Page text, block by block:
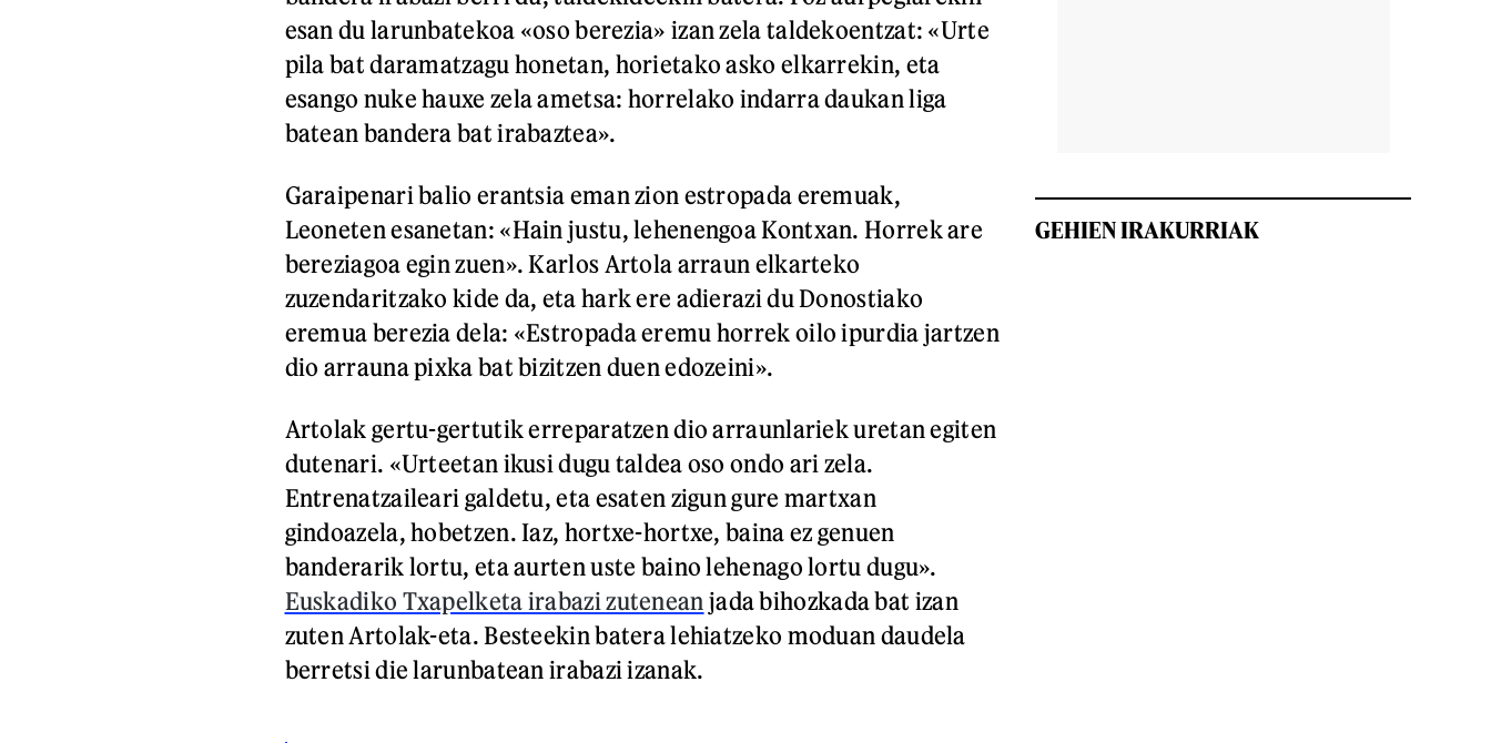
esan du larunbatekoa «oso berezia» izan zela taldekoentzat: «Urte
pila bat daramatzagu honetan, horietako asko elkarrekin, eta
esango nuke hauxe zela ametsa: horrelako indarra daukan liga
batean bandera bat irabaztea».
Garaipenari balio erantsia eman zion estropada eremuak,
Leoneten esanetan: «Hain justu, lehenengoa Kontxan. Horrek are
bereziagoa egin zuen». Karlos Artola arraun elkarteko
zuzendaritzako kide da, eta hark ere adierazi du Donostiako
eremua berezia dela: «Estropada eremu horrek oilo ipurdia jartzen
dio arrauna pixka bat bizitzen duen edozeini».
Artolak gertu-gertutik erreparatzen dio arraunlariek uretan egiten
dutenari. «Urteetan ikusi dugu taldea oso ondo ari zela.
Entrenatzaileari galdetu, eta esaten zigun gure martxan
gindoazela, hobetzen. Iaz, hortxe-hortxe, baina ez genuen
banderarik lortu, eta aurten uste baino lehenago lortu dugu».
Euskadiko Txapelketa irabazi zutenean jada bihozkada bat izan
zuten Artolak-eta. Besteekin batera lehiatzeko moduan daudela
berretsi die larunbatean irabazi izanak.
GEHIEN IRAKURRIAK